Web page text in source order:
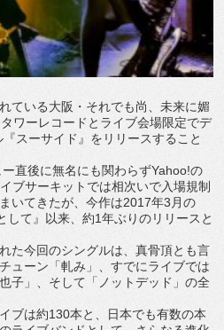
ている大阪・それでも尚、未来に媚
ワーレコードとライブ会場限定でデ
スーサイド』をリリースすること
直後に無名にも関わらずYahoo!の
ブサーキットでは相次いで入場規制
いてきたが、今作は2017年3月の
して』以来、約1年ぶりのリリースと
た今回のシングルは、真骨頂とも言
ューン「軋み」、すでにライブでは
子」、そして「ノットデッド」の全
ブは約130本と、日本でも有数の本